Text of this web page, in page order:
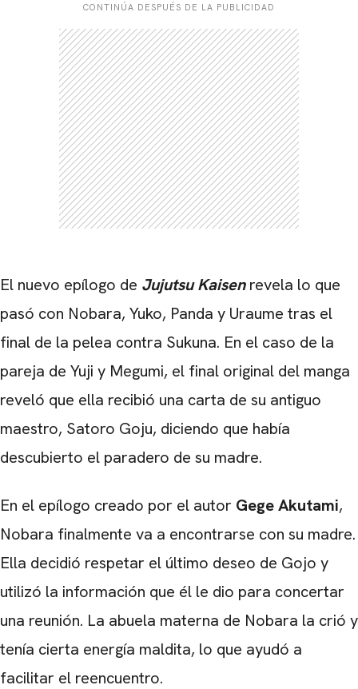
CONTINÚA DESPUÉS DE LA PUBLICIDAD
El nuevo epílogo de Jujutsu Kaisenrevela lo que
pasó con Nobara, Yuko, Panda y Uraume tras el
final de la pelea contra Sukuna. En el caso de la
pareja de Yuji y Megumi, el final original del manga
reveló que ella recibió una carta de su antiguo
maestro, Satoro Goju, diciendo que había
descubierto el paradero de su madre.
En el epílogo creado por el autor Gege Akutami,
Nobara finalmente va a encontrarse con su madre.
Ella decidió respetar el último deseo de Gojo y
utilizó la información que él le dio para concertar
una reunión. La abuela materna de Nobara la crió y
tenía cierta energía maldita, lo que ayudó a
facilitar el reencuentro.
CARREGANDO PUBLICIDADE